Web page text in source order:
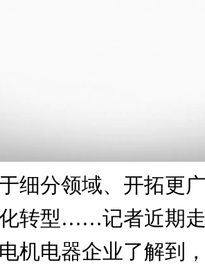
分领域、开拓更广
转型……记者近期
机电器企业了解到